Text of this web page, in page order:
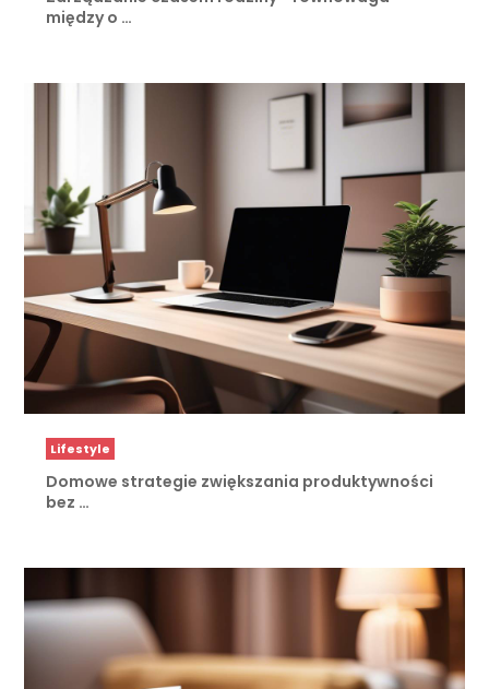
między o …
Lifestyle
Domowe strategie zwiększania produktywności
bez …